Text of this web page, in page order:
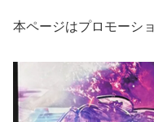
本ページはプロモーシ